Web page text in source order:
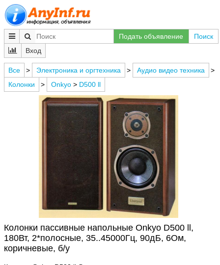
Подать объявление
Поиск
Вход
Все > Электроника и оргтехника > Аудио видео техника
>
Колонки
> Onkyo > D500 ll
Колонки пассивные напольные Onkyo D500 ll,
180Вт, 2*полосные, 35..45000Гц, 90дБ, 6Ом,
коричневые, б/у